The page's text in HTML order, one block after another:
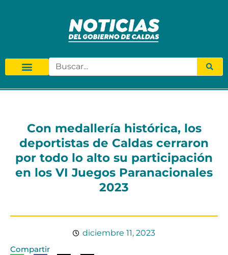
Con medallería histórica, los
deportistas de Caldas cerraron
por todo lo alto su participación
en los VI Juegos Paranacionales
2023
diciembre 11, 2023
Compartir